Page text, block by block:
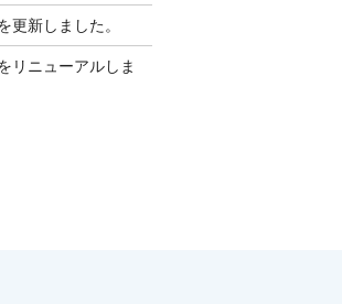
更新しました。
リニューアルしま